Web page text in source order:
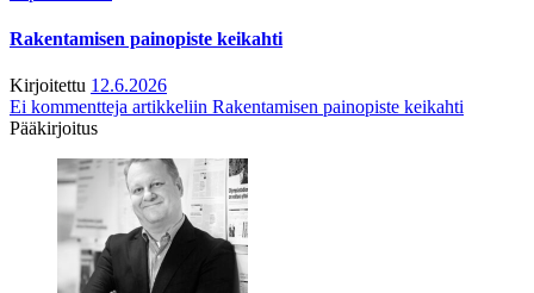
Rakentamisen painopiste keikahti
Kirjoitettu 12.6.2026
Ei kommentteja artikkeliin Rakentamisen painopiste keikahti
Pääkirjoitus